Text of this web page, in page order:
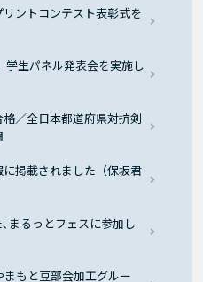
ントコンテスト表彰式を
生パネル発表会を実施し
格／全日本都道府県対抗剣
掲載されました（保坂君
まるっとフェスに参加し
もと豆部会加工グルー